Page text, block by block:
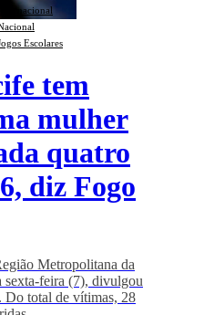
Internacional
Escolares
tem
mulher
quatro
diz Fogo
Metropolitana da
sexta-feira (7), divulgou
Do total de vítimas, 28